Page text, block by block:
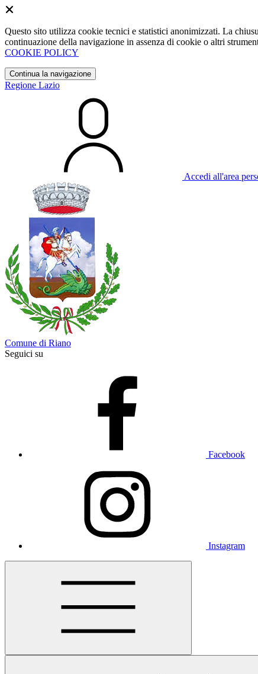
Questo sito utilizza cookie tecnici e statistici anonimizzati. La
continuazione della navigazione in assenza di cookie o altri
COOKIE POLICY
Continua la navigazione
Regione Lazio
Accedi all'area
Comune di Riano
Seguici su
Facebook
Instagram